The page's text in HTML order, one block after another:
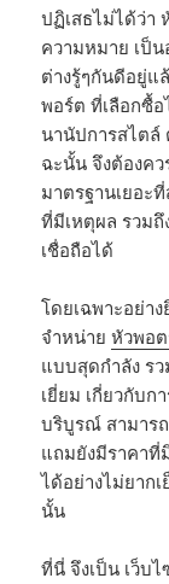
ปฏิเสธไม่ได้ว่า
ความหมาย เป็
ต่างรู้ๆกันดีอยู่แ
พอร์ต ที่เลือกซื้
นานัปการสไตล์
ฉะนั้น จึงต้องค
มาตรฐานเยอะ
ที่มีเหตุผล รวมถึ
เชื่อถือได้
โดยเฉพาะอย่า
จำหน่ายหัวพอ
แบบสุดกำลัง ร
เยี่ยม เกี่ยวกับก
บริบูรณ์ สามาร
แถมยังมีราคาที่
ได้อย่างไม่ยาก
นั้น
ที่นี่ จึงเป็น เว็บ